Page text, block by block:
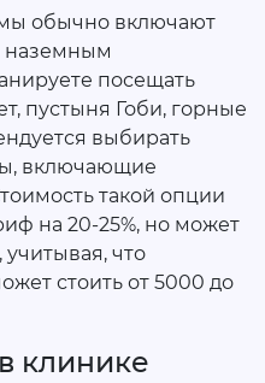
обычно включают
наземным
посещать
пустыня Гоби, горные
выбирать
включающие
такой опции
на 20-25%, но может
что
стоить от 5000 до
клинике